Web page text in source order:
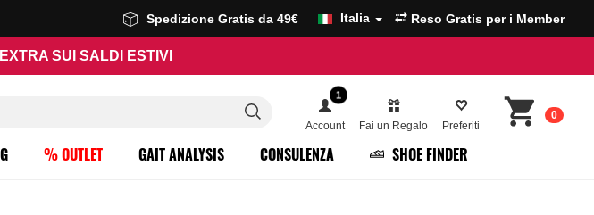
Spedizione Gratis da 49€ Italia Reso Gratis per i Member
SUI SALDI ESTIVI
1
Account Fai un Regalo Preferiti
0
% OUTLET GAIT ANALYSIS CONSULENZA SHOE FINDER